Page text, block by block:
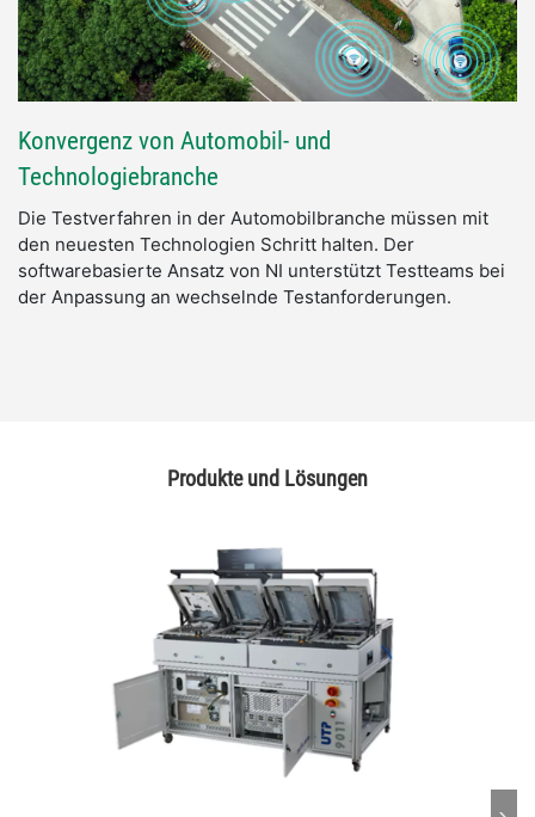
Konvergenz von Automobil- und
Technologiebranche
Die Testverfahren in der Automobilbranche müssen mit
den neuesten Technologien Schritt halten. Der
softwarebasierte Ansatz von NI unterstützt Testteams bei
der Anpassung an wechselnde Testanforderungen.
Produkte und Lösungen​